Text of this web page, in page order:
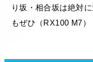
り坂・相合坂は絶対
もぜひ（RX100 M7）